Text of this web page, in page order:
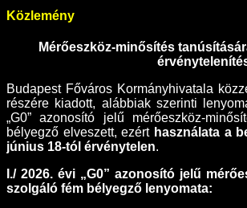
Közlemény
Mérőeszköz-minősítés
Budapest Főváros Kormányhivatala
részére kiadott, alábbiak szerinti
„G0” azonosító jelű mérőeszköz-
bélyegző elveszett, ezért használata a
június 18-tól érvénytelen.
I./ 2026. évi „G0” azonosító jelű
szolgáló fém bélyegző lenyomata: